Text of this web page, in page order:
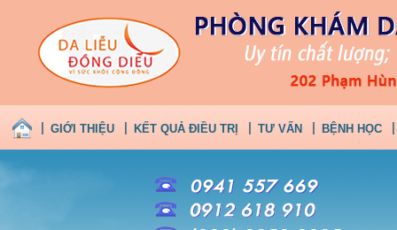
GIỚI THIỆU KẾT QUẢ ĐIỀU TRỊ TƯ VẤN BỆNH HỌC